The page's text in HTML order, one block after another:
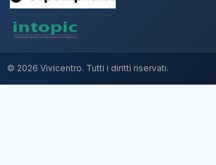
© 2026 Vivicentro. Tutti i diritti riservati.